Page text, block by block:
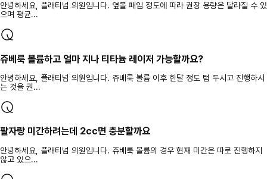
안녕하세요, 플래티넘 의원입니다. 옆볼 패임 정도에 따라 권장 용량은 달라질 수 있
으며 평균...
쥬베룩 볼륨하고 얼마 지나 티타늄 레이저 가능할까요?
안녕하세요, 플래티넘 의원입니다. 쥬베룩 볼륨 이후 한달 정도 텀 두시고 진행하시
는 것을 권...
팔자랑 미간하려는데 2cc면 충분할까요
안녕하세요, 플래티넘 의원입니다. 쥬베룩 볼륨의 경우 현재 미간은 따로 진행하지
않고 있으...